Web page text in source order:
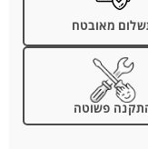
מאובטח
פשוטה